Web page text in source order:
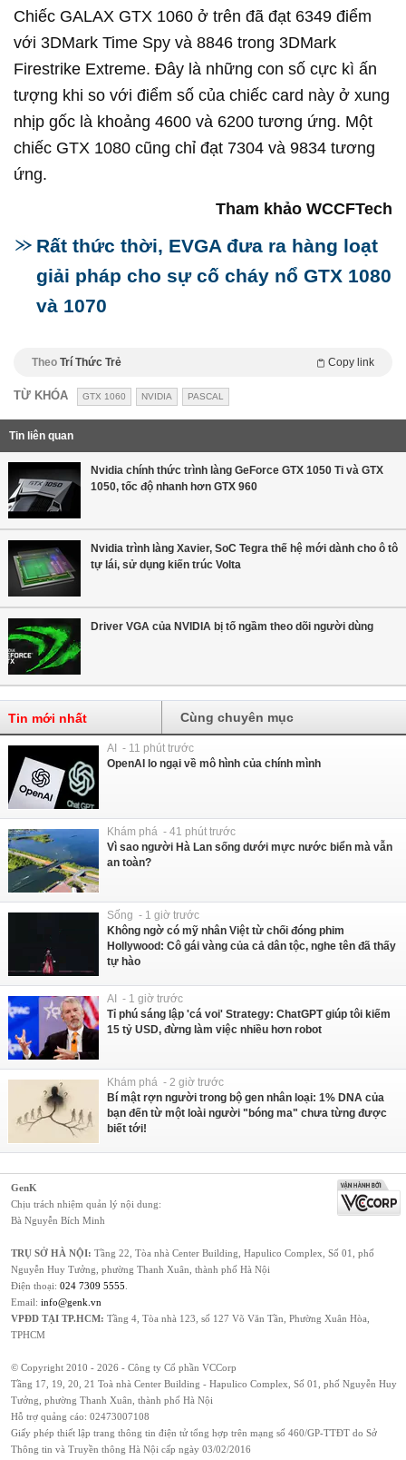
Chiếc GALAX GTX 1060 ở trên đã đạt 6349 điểm
với 3DMark Time Spy và 8846 trong 3DMark
Firestrike Extreme. Đây là những con số cực kì ấn
tượng khi so với điểm số của chiếc card này ở xung
nhịp gốc là khoảng 4600 và 6200 tương ứng. Một
chiếc GTX 1080 cũng chỉ đạt 7304 và 9834 tương
ứng.
Tham khảo WCCFTech
Rất thức thời, EVGA đưa ra hàng loạt
giải pháp cho sự cố cháy nổ GTX 1080
và 1070
Theo Trí Thức Trẻ Copy link
TỪ KHÓA GTX 1060 NVIDIA PASCAL
Tin liên quan
Nvidia chính thức trình làng GeForce GTX 1050 Ti và GTX
1050, tốc độ nhanh hơn GTX 960
Nvidia trình làng Xavier, SoC Tegra thế hệ mới dành cho ô tô
tự lái, sử dụng kiến trúc Volta
Driver VGA của NVIDIA bị tố ngầm theo dõi người dùng
Tin mới nhất Cùng chuyên mục
AI - 11 phút trước
OpenAI lo ngại về mô hình của chính mình
Khám phá - 41 phút trước
Vì sao người Hà Lan sống dưới mực nước biển mà vẫn
an toàn?
Sống - 1 giờ trước
Không ngờ có mỹ nhân Việt từ chối đóng phim
Hollywood: Cô gái vàng của cả dân tộc, nghe tên đã thấy
tự hào
AI - 1 giờ trước
Tỉ phú sáng lập 'cá voi' Strategy: ChatGPT giúp tôi kiếm
15 tỷ USD, đừng làm việc nhiều hơn robot
Khám phá - 2 giờ trước
Bí mật rợn người trong bộ gen nhân loại: 1% DNA của
bạn đến từ một loài người "bóng ma" chưa từng được
biết tới!
GenK
Chịu trách nhiệm quản lý nội dung:
Bà Nguyễn Bích Minh
TRỤ SỞ HÀ NỘI: Tầng 22, Tòa nhà Center Building, Hapulico Complex, Số 01, phố
Nguyễn Huy Tưởng, phường Thanh Xuân, thành phố Hà Nội
Điện thoại: 024 7309 5555
Email: info@genk.vn
VPĐD TẠI TP.HCM: Tầng 4, Tòa nhà 123, số 127 Võ Văn Tần, Phường Xuân Hòa,
TPHCM
© Copyright 2010 - 2026 - Công ty Cổ phần VCCorp
Tầng 17, 19, 20, 21 Toà nhà Center Building - Hapulico Complex, Số 01, phố Nguyễn Huy
Tưởng, phường Thanh Xuân, thành phố Hà Nội
Hỗ trợ quảng cáo: 02473007108
Giấy phép thiết lập trang thông tin điện tử tổng hợp trên mạng số 460/GP-TTĐT do Sở
Thông tin và Truyền thông Hà Nội cấp ngày 03/02/2016